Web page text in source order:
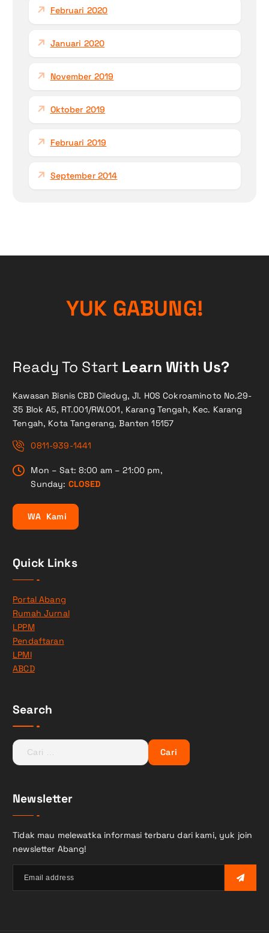
Februari 2020
Januari 2020
November 2019
Oktober 2019
Februari 2019
September 2014
YUKGABUNG!
Ready To Start Learn With Us?
Kawasan Bisnis CBD Ciledug, Jl. HOS Cokroaminoto No.29-
35 Blok A5, RT.001/RW.001, Karang Tengah, Kec. Karang
Tengah, Kota Tangerang, Banten 15157
0811-939-1441
Mon – Sat: 8:00 am – 21:00 pm,
Sunday: CLOSED
WA Kami
Quick Links
Portal Abang
Rumah Jurnal
LPPM
Pendaftaran
LPMI
ABCD
Search
C
a
u
n
Newsletter
Tidak mau melewatka informasi terbaru dari kami, yuk join
newsletter Abang!